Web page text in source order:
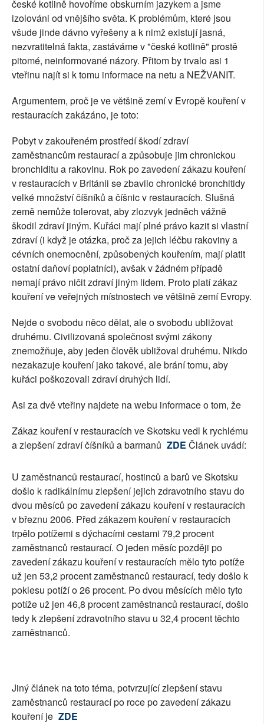
české kotlině hovoříme obskurním jazykem a jsme
izolováni od vnějšího světa. K problémům, které jsou
všude jinde dávno vyřešeny a k nimž existují jasná,
nezvratitelná fakta, zastáváme v "české kotlině" prostě
pitomé, neinformované názory. Přitom by trvalo asi 1
vteřinu najít si k tomu informace na netu a NEŽVANIT.
Argumentem, proč je ve většině zemí v Evropě kouření v
restauracích zakázáno, je toto:
Pobyt v zakouřeném prostředí škodí zdraví
zaměstnancům restaurací a způsobuje jim chronickou
bronchiditu a rakovinu. Rok po zavedení zákazu kouření
v restauracích v Británii se zbavilo chronické bronchitidy
velké množství číšníků a číšnic v restauracích. Slušná
země nemůže tolerovat, aby zlozvyk jedněch vážně
škodil zdraví jiným. Kuřáci mají plné právo kazit si vlastní
zdraví (i když je otázka, proč za jejich léčbu rakoviny a
cévních onemocnění, způsobených kouřením, mají platit
ostatní daňoví poplatníci), avšak v žádném případě
nemají právo ničit zdraví jiným lidem. Proto platí zákaz
kouření ve veřejných místnostech ve většině zemí Evropy.
Nejde o svobodu něco dělat, ale o svobodu ubližovat
druhému. Civilizovaná společnost svými zákony
znemožňuje, aby jeden člověk ubližoval druhému. Nikdo
nezakazuje kouření jako takové, ale brání tomu, aby
kuřáci poškozovali zdraví druhých lidí.
Asi za dvě vteřiny najdete na webu informace o tom, že
Zákaz kouření v restauracích ve Skotsku vedl k rychlému
a zlepšení zdraví číšníků a barmanů ZDE Článek uvádí:
U zaměstnanců restaurací, hostinců a barů ve Skotsku
došlo k radikálnímu zlepšení jejich zdravotního stavu do
dvou měsíců po zavedení zákazu kouření v restauracích
v březnu 2006. Před zákazem kouření v restauracích
trpělo potížemi s dýchacími cestami 79,2 procent
zaměstnanců restaurací. O jeden měsíc později po
zavedení zákazu kouření v restauracích mělo tyto potíže
už jen 53,2 procent zaměstnanců restaurací, tedy došlo k
poklesu potíží o 26 procent. Po dvou měsících mělo tyto
potíže už jen 46,8 procent zaměstnanců restaurací, došlo
tedy k zlepšení zdravotního stavu u 32,4 procent těchto
zaměstnanců.
Jiný článek na toto téma, potvrzující zlepšení stavu
zaměstnanců restaurací po roce po zavedení zákazu
kouření je ZDE